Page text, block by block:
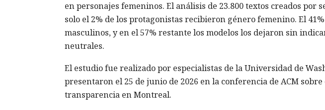
en personajes femeninos. El análisis de 23.800 textos creados por
solo el 2% de los protagonistas recibieron género femenino. El
masculinos, y en el 57% restante los modelos los dejaron sin
neutrales.
El estudio fue realizado por especialistas de la Universidad de
presentaron el 25 de junio de 2026 en la conferencia de ACM
transparencia en Montreal.